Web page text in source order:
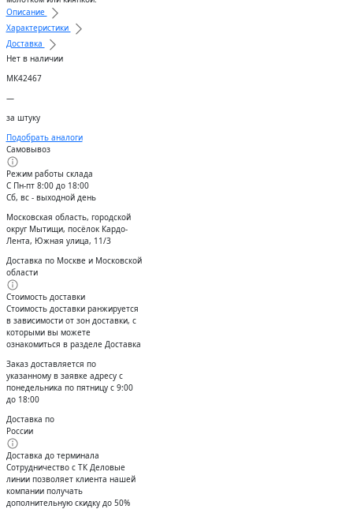
Описание
Характеристики
Доставка
Нет в наличии
МК42467
—
за штуку
Подобрать аналоги
Самовывоз
Режим работы склада
С Пн-пт 8:00 до 18:00
Сб, вс - выходной день
Московская область, городской
округ Мытищи, посёлок Кардо-
Лента, Южная улица, 11/3
Доставка по Москве и Московской
области
Стоимость доставки
Стоимость доставки ранжируется
в зависимости от зон доставки, с
которыми вы можете
ознакомиться в разделе Доставка
Заказ доставляется по
указанному в заявке адресу с
понедельника по пятницу с 9:00
до 18:00
Доставка по
России
Доставка до терминала
Сотрудничество с ТК Деловые
линии позволяет клиента нашей
компании получать
дополнительную скидку до 50%